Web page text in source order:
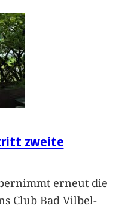
zweite
erneut die
Club Bad Vilbel-